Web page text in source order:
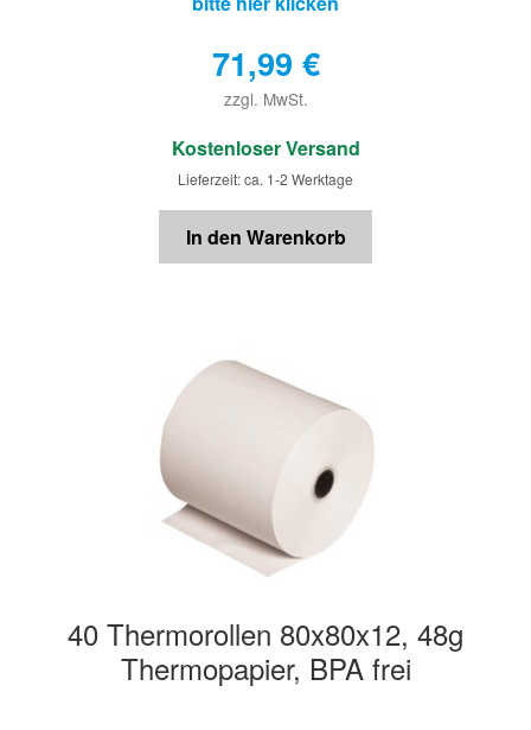
71,99 €
zzgl. MwSt.
€
Kostenloser Versand
Lieferzeit: ca. 1-2 Werktage
In den Warenkorb
40 Thermorollen 80x80x12, 48g
Thermopapier, BPA frei